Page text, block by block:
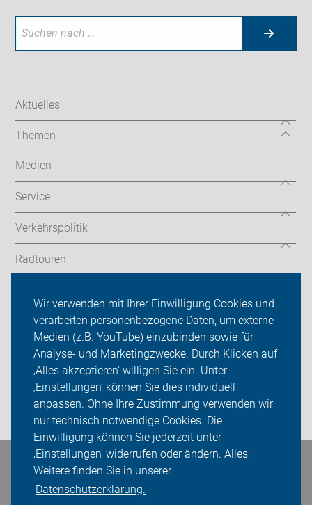
Wir verwenden mit Ihrer Einwilligung Cookies und
verarbeiten personenbezogene Daten, um externe
Medien (z.B. YouTube) einzubinden sowie für
Analyse- und Marketingzwecke. Durch Klicken auf
‚Alles akzeptieren‘ willigen Sie ein. Unter
‚Einstellungen‘ können Sie dies individuell
anpassen. Ohne Ihre Zustimmung verwenden wir
nur technisch notwendige Cookies. Die
Einwilligung können Sie jederzeit unter
‚Einstellungen‘ widerrufen oder ändern. Alles
Weitere finden Sie in unserer
Datenschutzerklärung.
Aktuelles
Themen
Medien
Service
Verkehrspolitik
Radtouren
Mitmachen!
Sei dabei
Presse
Bleiben Sie in Kontakt